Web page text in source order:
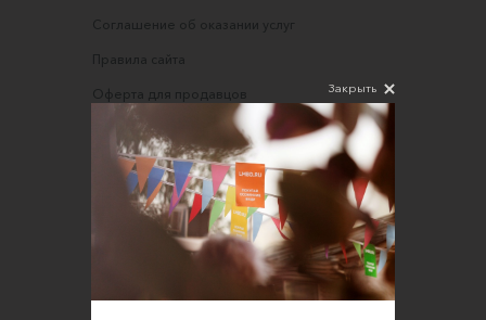
Соглашение об оказании услуг
Правила сайта
Оферта для продавцов
Оферта для покупателей
Политика конфиденциальности
Согласие на обработку персональных данных
Закрыть